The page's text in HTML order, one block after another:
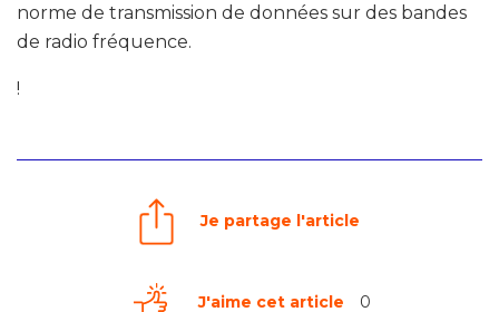
norme de transmission de données sur des bandes
de radio fréquence.
!
Je partage l'article
J'aime cet article 0